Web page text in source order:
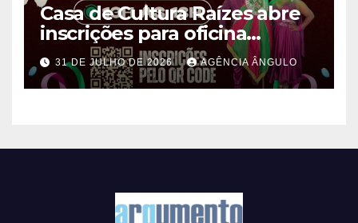
Casa de Cultura Raízes abre
inscrições para oficina
gratuita de Mestre-Sala e
Porta-Bandeira em Ferraz de
Vasconcelos
31 DE JULHO DE 2026 AGÊNCIA ÂNGULO